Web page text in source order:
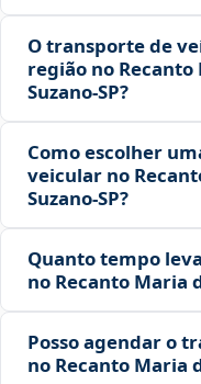
O transporte de
região no Recanto
Suzano‑SP?
Como escolher
veicular no
Suzano‑SP?
Quanto tempo
no Recanto Maria
Posso agendar o
no Recanto Maria